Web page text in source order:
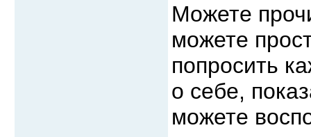
Можете
можете
попросить
о себе,
можете